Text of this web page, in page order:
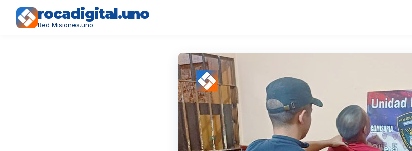
rocadigital.uno
Red Misiones.uno